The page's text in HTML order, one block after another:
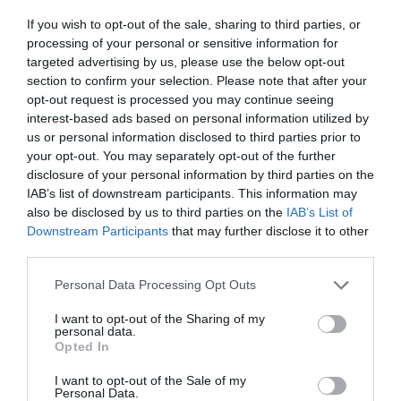
If you wish to opt-out of the sale, sharing to third parties, or
processing of your personal or sensitive information for
targeted advertising by us, please use the below opt-out
section to confirm your selection. Please note that after your
opt-out request is processed you may continue seeing
interest-based ads based on personal information utilized by
us or personal information disclosed to third parties prior to
your opt-out. You may separately opt-out of the further
disclosure of your personal information by third parties on the
IAB’s list of downstream participants. This information may
also be disclosed by us to third parties on the IAB’s List of
Downstream Participants that may further disclose it to other
Please note that this website/app uses one or more Google
not limited to your visit or usage behaviour. You may click to
grant or deny consent to Google and its third-party tags to
use your data for below specified purposes in below Google
consent section.
Personal Data Processing Opt Outs
I want to opt-out of the Sharing of my
personal data.
Opted In
I want to opt-out of the Sale of my
Personal Data.
nyilvánosság békén hagyja majd őket, és lehetőséget
kapnak egy nyugodt életre. Reeve arra is rámutatott,
hogy az új rezidencia kevésbé elzárt, mint az előző,
különösen a gyerekek privát szférája miatt lehet
érzékeny kérdés, írja aMarie Claire.
Ha tovább olvasnál:
Meglepő becenévvel illették Katalint és
családját Vilmos barátai